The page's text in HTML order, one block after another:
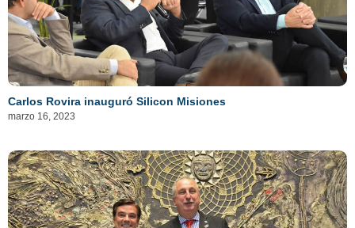
Carlos Rovira inauguró Silicon Misiones
marzo 16, 2023